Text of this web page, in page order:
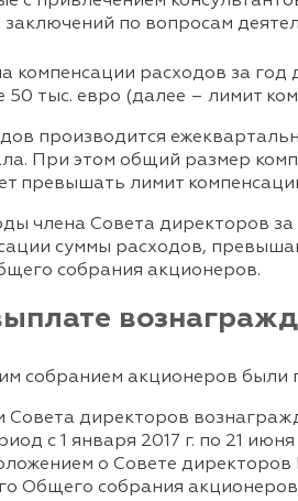
по вопросам
компенсации расходов за
50 тыс. евро (далее – лимит
производится
При этом общий размер
превышать лимит
члена Совета директоров
суммы расходов,
собрания акционеров.
собранием акционеров
Совета директоров
с 1 января 2017 г. по 21
о Совете
Общего собрания